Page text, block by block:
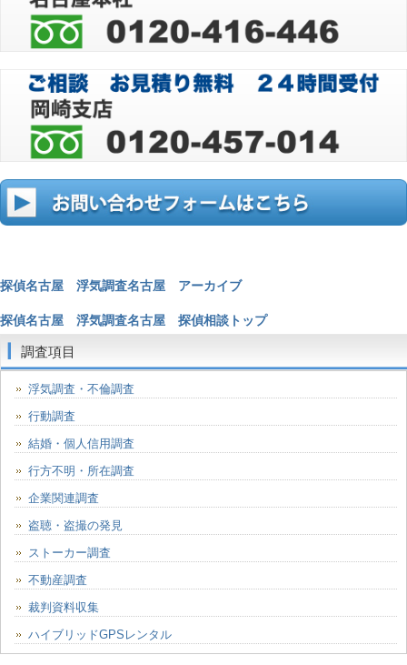
探偵名古屋 浮気調査名古屋 アーカイブ
探偵名古屋 浮気調査名古屋 探偵相談トップ
調査項目
浮気調査・不倫調査
行動調査
結婚・個人信用調査
行方不明・所在調査
企業関連調査
盗聴・盗撮の発見
ストーカー調査
不動産調査
裁判資料収集
ハイブリッドGPSレンタル